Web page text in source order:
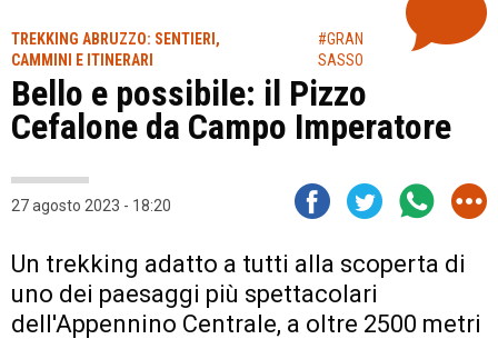
TREKKING ABRUZZO: SENTIERI,
CAMMINI E ITINERARI
#GRAN
SASSO
Bello e possibile: il Pizzo
Cefalone da Campo Imperatore
27 agosto 2023 - 18:20
Un trekking adatto a tutti alla scoperta di
uno dei paesaggi più spettacolari
dell'Appennino Centrale, a oltre 2500 metri